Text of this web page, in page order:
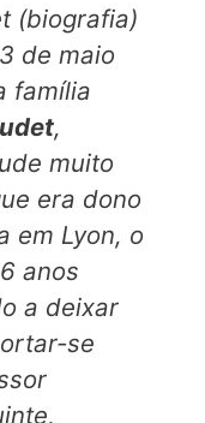
(biografia)
de maio
família
,
muito
era dono
em Lyon, o
anos
a deixar
se